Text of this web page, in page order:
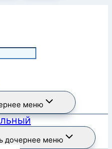
меню
дочернее меню